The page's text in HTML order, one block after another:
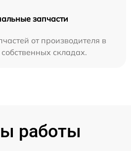
запчасти
от производителя в
складах.
работы